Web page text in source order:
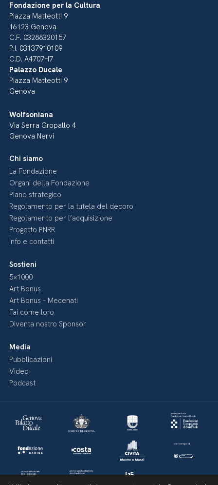
Fondazione per la Cultura
Piazza Matteotti 9
16123 Genova
C.F. 03288320157
P.I. 03137910109
C.D. A4707H7
Palazzo Ducale
Piazza Matteotti 9
Genova
Wolfsoniana
Via Serra Gropallo 4
Genova Nervi
Chi siamo
La Fondazione
Organi della Fondazione
Piano strategico
Regolamento per la tutela del decoro
Regolamento per l’acquisizione
Progetto PNRR
Info e contatti
Sostieni
5×1000
Art Bonus
Art Bonus – Mecenati
Fai come loro
Diventa nostro Sponsor
Media
Pubblicazioni
Video
Podcast